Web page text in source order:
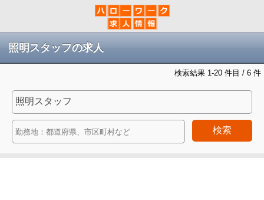
照明スタッフの求人
検索結果 1-20 件目 / 6 件
検索